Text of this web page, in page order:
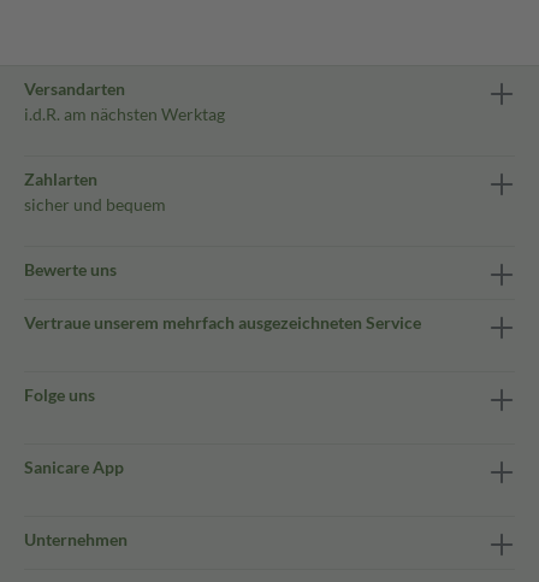
Versandarten
i.d.R. am nächsten Werktag
Zahlarten
sicher und bequem
Bewerte uns
Vertraue unserem mehrfach ausgezeichneten Service
Folge uns
Sanicare App
Unternehmen